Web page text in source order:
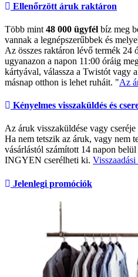
Ellenőrzött áruk raktáron
Több mint 48 000 ügyfél bíz meg
vannak a legnépszerűbbek és
Az összes raktáron lévő termék 24
ugyanazon a napon 11:00 óráig
kártyával, válassza a Twistót vagy
másnap otthon is lehet ruháit. "Az
Kényelmes visszaküldés és
Az áruk visszaküldése vagy
Ha nem tetszik az áruk, vagy nem
vásárlástól számított 14 napon
INGYEN cserélheti ki.
Jelenlegi promóciók